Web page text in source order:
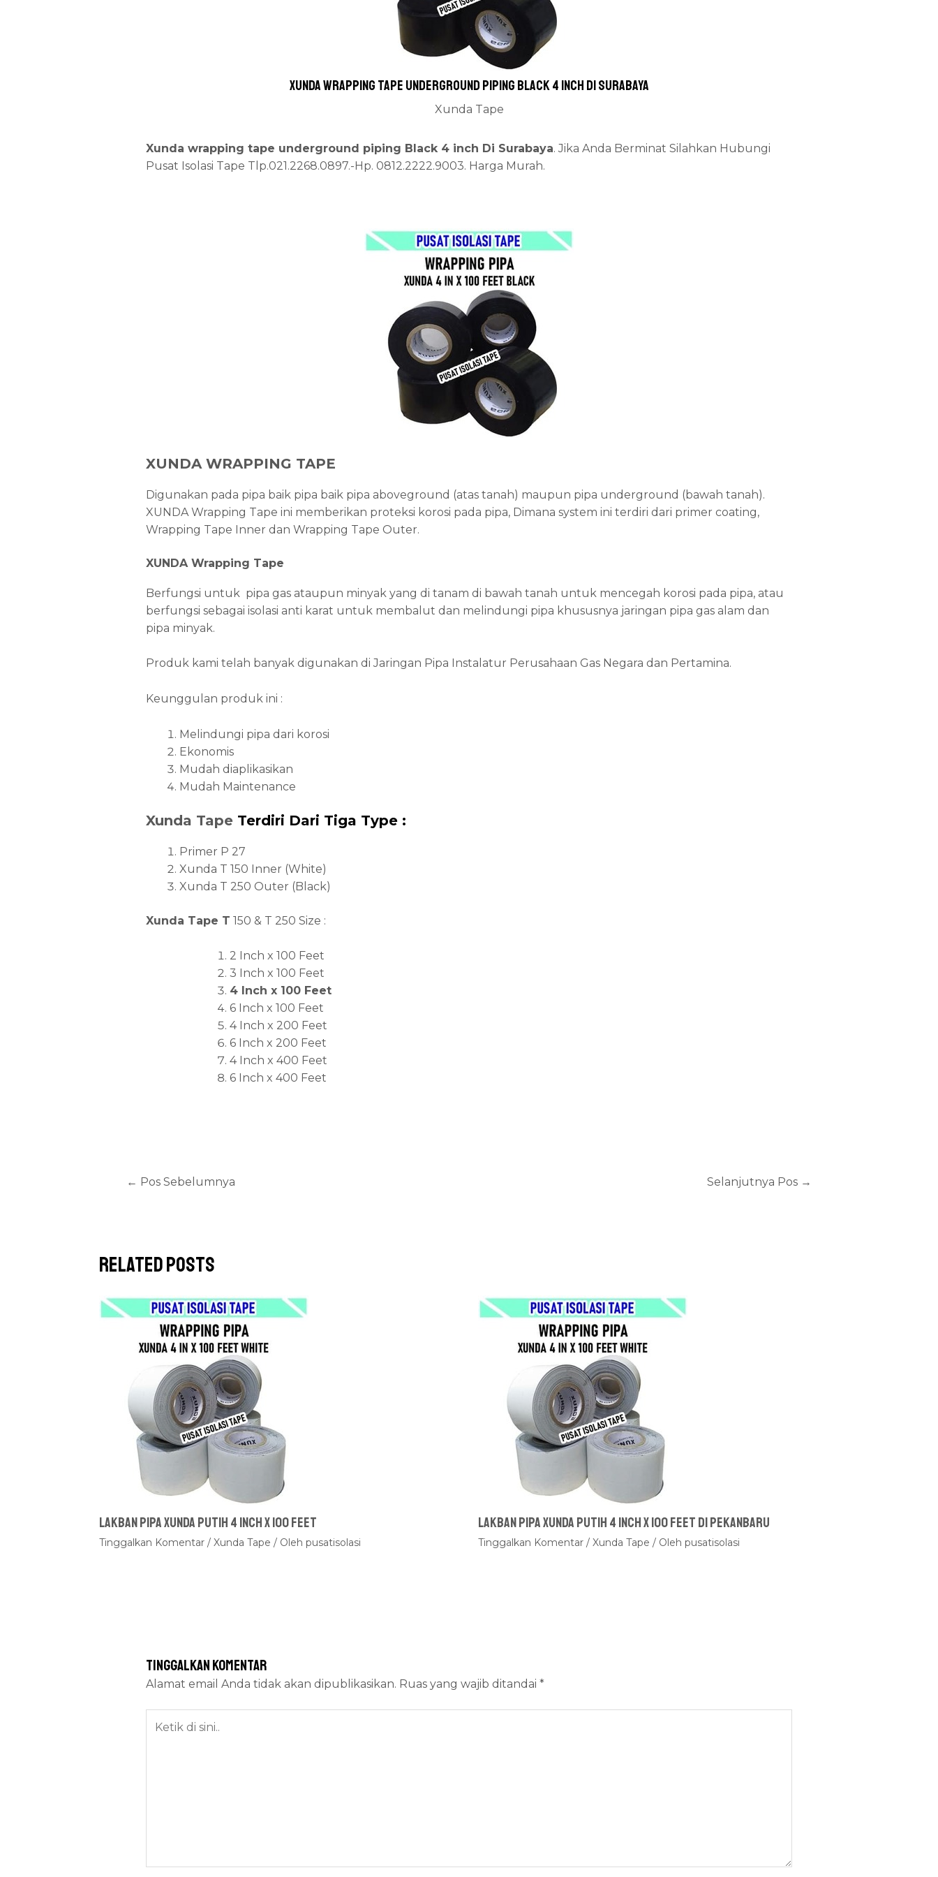
Xunda wrapping tape underground piping Black 4 inch Di Surabaya
Xunda Tape
Xunda wrapping tape underground piping Black 4 inch Di Surabaya. Jika Anda Berminat Silahkan Hubungi
Pusat Isolasi Tape Tlp.021.2268.0897.-Hp. 0812.2222.9003. Harga Murah.
XUNDA WRAPPING TAPE
Digunakan pada pipa baik pipa baik pipa aboveground (atas tanah) maupun pipa underground (bawah tanah).
XUNDA Wrapping Tape ini memberikan proteksi korosi pada pipa, Dimana system ini terdiri dari primer coating,
Wrapping Tape Inner dan Wrapping Tape Outer.
XUNDA Wrapping Tape
Berfungsi untuk pipa gas ataupun minyak yang di tanam di bawah tanah untuk mencegah korosi pada pipa, atau
berfungsi sebagai isolasi anti karat untuk membalut dan melindungi pipa khususnya jaringan pipa gas alam dan
pipa minyak.
Produk kami telah banyak digunakan di Jaringan Pipa Instalatur Perusahaan Gas Negara dan Pertamina.
Keunggulan produk ini :
Melindungi pipa dari korosi
Ekonomis
Mudah diaplikasikan
Mudah Maintenance
Xunda Tape Terdiri Dari Tiga Type :
Primer P 27
Xunda T 150 Inner (White)
Xunda T 250 Outer (Black)
Xunda Tape T 150 & T 250 Size :
2 Inch x 100 Feet
3 Inch x 100 Feet
4 Inch x 100 Feet
6 Inch x 100 Feet
4 Inch x 200 Feet
6 Inch x 200 Feet
4 Inch x 400 Feet
6 Inch x 400 Feet
← Pos Sebelumnya Selanjutnya Pos →
Related Posts
Lakban Pipa Xunda Putih 4 inch x 100 feet
Tinggalkan Komentar / Xunda Tape / Oleh pusatisolasi
Lakban Pipa Xunda Putih 4 inch x 100 feet Di Pekanbaru
Tinggalkan Komentar / Xunda Tape / Oleh pusatisolasi
Tinggalkan Komentar
Alamat email Anda tidak akan dipublikasikan. Ruas yang wajib ditandai *